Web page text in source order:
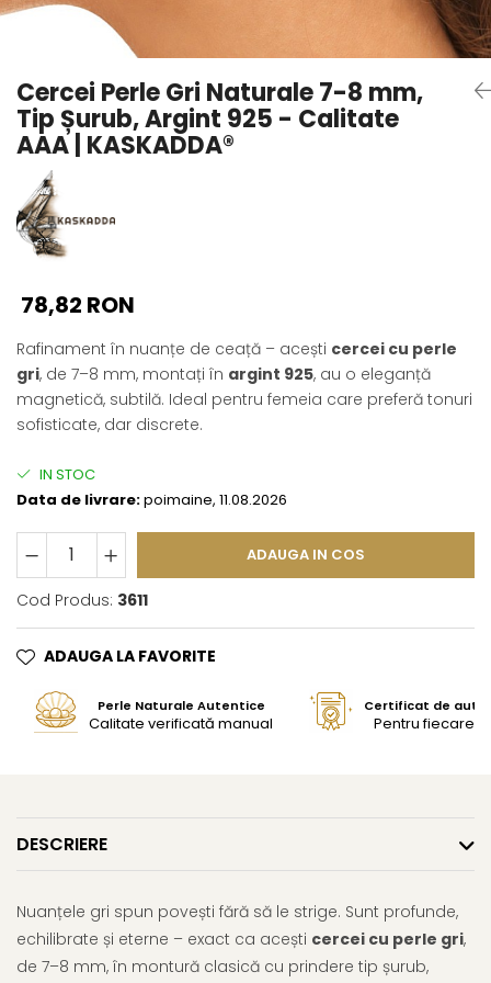
Seturi Perle cu Argint
Brățări cu Perle
Pandantive cu Perle
Brose cu Perle
Cercei Perle Gri Naturale 7-8 mm,
Tip Șurub, Argint 925 - Calitate
AAA | KASKADDA®
78,82 RON
Rafinament în nuanțe de ceață – acești cercei cu perle
gri, de 7–8 mm, montați în argint 925, au o eleganță
magnetică, subtilă. Ideal pentru femeia care preferă tonuri
sofisticate, dar discrete.
IN STOC
Data de livrare:poimaine, 11.08.2026
ADAUGA IN COS
Cod Produs: 3611
ADAUGA LA FAVORITE
Perle Naturale Autentice
Calitate verificată manual
Certificat de
Pentru fiecare
DESCRIERE
Nuanțele gri spun povești fără să le strige. Sunt profunde,
echilibrate și eterne – exact ca acești cercei cu perle gri,
de 7–8 mm, în montură clasică cu prindere tip șurub,